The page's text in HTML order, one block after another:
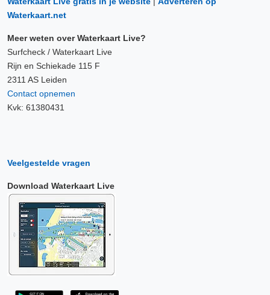
Waterkaart.net
Meer weten over Waterkaart Live?
Surfcheck / Waterkaart Live
Rijn en Schiekade 115 F
2311 AS Leiden
Contact opnemen
Kvk: 61380431
Veelgestelde vragen
Download Waterkaart Live